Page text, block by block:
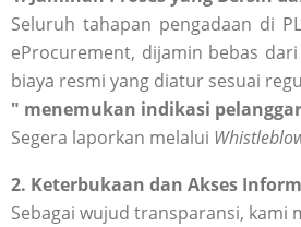
Seluruh tahapan pengadaan di
eProcurement, dijamin bebas
biaya resmi yang diatur sesuai
" menemukan indikasi
Segera laporkan melalui
2. Keterbukaan dan Akses
Sebagai wujud transparansi, kami